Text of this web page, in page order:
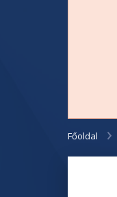
Főoldal